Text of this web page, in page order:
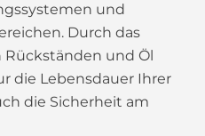
und
Durch das
und Öl
die Lebensdauer Ihrer
die Sicherheit am